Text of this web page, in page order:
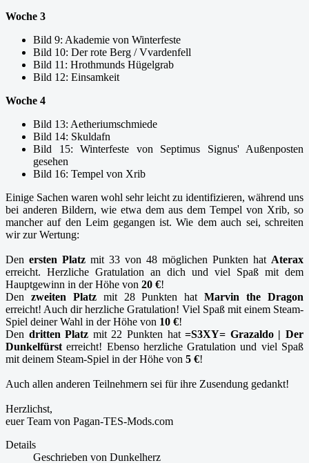
Woche 3
Bild 9: Akademie von Winterfeste
Bild 10: Der rote Berg / Vvardenfell
Bild 11: Hrothmunds Hügelgrab
Bild 12: Einsamkeit
Woche 4
Bild 13: Aetheriumschmiede
Bild 14: Skuldafn
Bild 15: Winterfeste von Septimus Signus' Außenposten
gesehen
Bild 16: Tempel von Xrib
Einige Sachen waren wohl sehr leicht zu identifizieren, während uns
bei anderen Bildern, wie etwa dem aus dem Tempel von Xrib, so
mancher auf den Leim gegangen ist. Wie dem auch sei, schreiten
wir zur Wertung:
Den ersten Platz mit 33 von 48 möglichen Punkten hat Aterax
erreicht. Herzliche Gratulation an dich und viel Spaß mit dem
Hauptgewinn in der Höhe von 20 €!
Den zweiten Platzmit 28 Punkten hatMarvin the Dragon
erreicht! Auch dir herzliche Gratulation! Viel Spaß mit einem Steam-
Spiel deiner Wahl in der Höhe von 10 €!
Den dritten Platz mit 22 Punkten hat=S3XY= Grazaldo | Der
Dunkelfürsterreicht! Ebenso herzliche Gratulation und viel Spaß
mit deinem Steam-Spiel in der Höhe von 5 €!
Auch allen anderen Teilnehmern sei für ihre Zusendung gedankt!
Herzlichst,
euer Team von Pagan-TES-Mods.com
Details
Geschrieben von Dunkelherz